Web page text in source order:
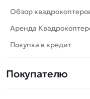
Роботы
Самолеты
Сборные модели
Спецтехника
Обзор
Аренда
Покупка в кредит
Покупателю